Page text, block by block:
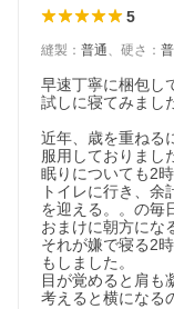
5
縫製 ： 普通、 硬さ ：
早速丁寧に梱包し
試しに寝てみまし
近年、歳を重ねる
服用しておりまし
眠りについても2
トイレに行き、
を迎える。。の毎
おまけに朝方にな
それが嫌で寝る2
もしました。
目が覚めると肩も
考えると横になる